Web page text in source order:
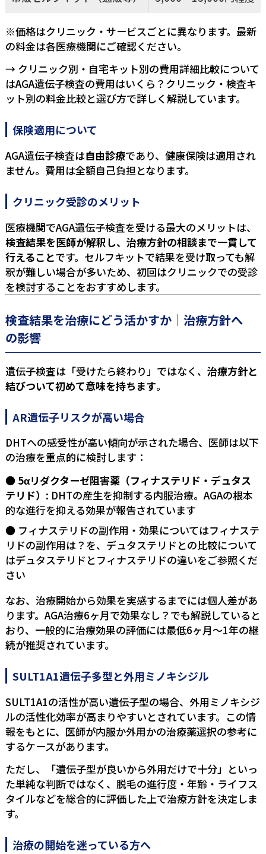
※価格はクリニック・サービスごとに異なります。最新
の料金は各医療機関にご確認ください。
→ クリニック別・自宅キット別の費用詳細比較について
はAGA遺伝子検査の費用はいくら？クリニック・検査キ
ット別の料金比較と選び方で詳しく解説しています。
保険適用について
AGA遺伝子検査は自由診療であり、健康保険は適用され
ません。費用は全額自己負担となります。
クリニック受診のメリット
医療機関でAGA遺伝子検査を受ける最大のメリットは、
検査結果を医師が解釈し、治療方針の相談まで一貫して
行えることです。セルフキットで結果を受け取っても解
釈が難しい場合が多いため、初回はクリニックでの受診
を検討することをおすすめします。
検査結果を治療にどう活かすか｜治療方針へ
の影響
遺伝子検査は「受けたら終わり」ではなく、 治療方針と
結びついて初めて意味を持ちます。
AR遺伝子リスクが高い場合
DHTへの感受性が高い傾向が示された場合、医師は以下
の治療を重点的に検討します：
5αリダクターゼ阻害薬（フィナステリド・デュタス
テリド） : DHTの産生を抑制する内服治療。AGAの根本
的な進行を抑える効果が報告されています
フィナステリドの副作用・効果についてはフィナステ
リドの副作用は？ を、デュタステリドとの比較について
はデュタステリドとフィナステリドの違いをご参照くだ
さい
なお、治療開始から効果を実感するまでには個人差があ
ります。 AGA治療6ヶ月で効果なし？ でも解説していると
おり、一般的に治療効果の評価には最低6ヶ月〜1年の継
続が推奨されています。
SULT1A1遺伝子多型と外用ミノキシジル
SULT1A1の活性が高い遺伝子型の場合、外用ミノキシジ
ルの活性化効率が高まりやすいとされています。この情
報をもとに、医師が内服か外用かの治療薬選択の参考に
するケースがあります。
ただし、「遺伝子型が良いから外用だけで十分」といっ
た単純な判断ではなく、脱毛の進行度・年齢・ライフス
タイルなどを総合的に評価した上で治療方針を決定しま
す。
治療の開始を迷っている方へ